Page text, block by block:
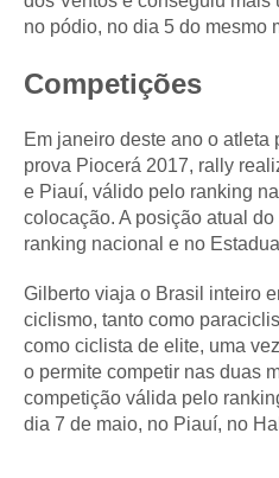
no pódio, no dia 5 do mesmo
Competições
Em janeiro deste ano o atleta
prova Piocerá 2017, rally
e Piauí, válido pelo ranking
colocação. A posição atual
ranking nacional e no
Gilberto viaja o Brasil inteiro
ciclismo, tanto como
como ciclista de elite, uma
o permite competir nas duas
competição válida pelo
dia 7 de maio, no Piauí, no